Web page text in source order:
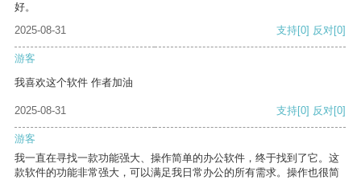
好。
2025-08-31
支持[0] 反对[0]
游客
我喜欢这个软件 作者加油
2025-08-31 支持[0] 反对[0]
游客
我一直在寻找一款功能强大、操作简单的办公软件，终于找到了它。这
款软件的功能非常强大，可以满足我日常办公的所有需求。操作也很简